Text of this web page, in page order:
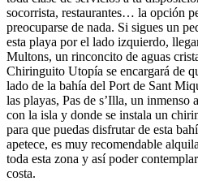
socorrista, restaurantes… la opción
preocuparse de nada. Si sigues un
esta playa por el lado izquierdo,
Multons, un rinconcito de aguas
Chiringuito Utopía se encargará de
lado de la bahía del Port de Sant
las playas, Pas de s’Illa, un inmenso
con la isla y donde se instala un
para que puedas disfrutar de esta
apetece, es muy recomendable
toda esta zona y así poder
costa.